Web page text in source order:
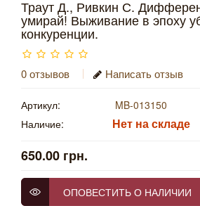
Траут Д., Ривкин С.
умирай! Выживание в эпоху
конкуренции.
0 отзывов Написать отзыв
Артикул:
MB-013150
Наличие:
Нет на складе
650.00 грн.
ОПОВЕСТИТЬ О НАЛИЧИИ